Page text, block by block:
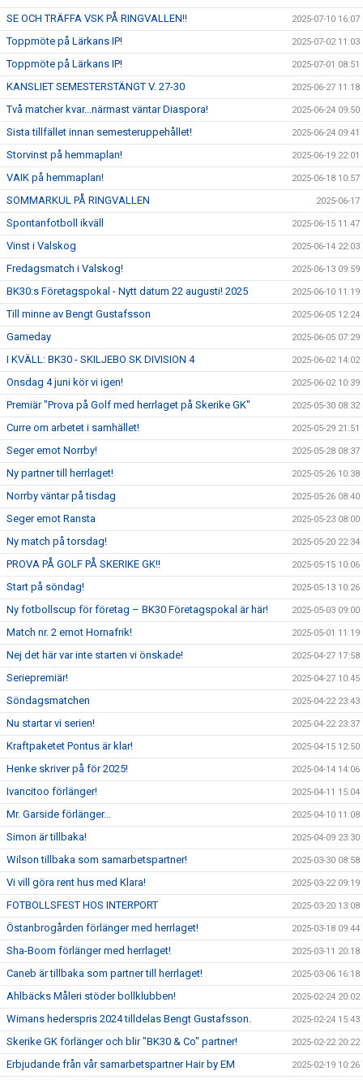
SE OCH TRÄFFA VSK PÅ RINGVALLEN!! 2025-07-10 16:07
Toppmöte på Lärkans IP! 2025-07-02 11:03
Toppmöte på Lärkans IP! 2025-07-01 08:51
KANSLIET SEMESTERSTÄNGT V. 27-30 2025-06-27 11:18
Två matcher kvar...närmast väntar Diaspora! 2025-06-24 09:50
Sista tillfället innan semesteruppehållet! 2025-06-24 09:41
Storvinst på hemmaplan! 2025-06-19 22:01
VAIK på hemmaplan! 2025-06-18 10:57
SOMMARKUL PÅ RINGVALLEN 2025-06-17
Spontanfotboll ikväll 2025-06-15 11:47
Vinst i Valskog 2025-06-14 22:03
Fredagsmatch i Valskog! 2025-06-13 09:59
BK30:s Företagspokal - Nytt datum 22 augusti! 2025 2025-06-10 11:19
Till minne av Bengt Gustafsson 2025-06-05 12:24
Gameday 2025-06-05 07:29
I KVÄLL: BK30 - SKILJEBO SK DIVISION 4 2025-06-02 14:02
Onsdag 4 juni kör vi igen! 2025-06-02 10:39
Premiär "Prova på Golf med herrlaget på Skerike GK" 2025-05-30 08:32
Curre om arbetet i samhället! 2025-05-29 21:51
Seger emot Norrby! 2025-05-28 08:37
Ny partner till herrlaget! 2025-05-26 10:38
Norrby väntar på tisdag 2025-05-26 08:40
Seger emot Ransta 2025-05-23 08:00
Ny match på torsdag! 2025-05-20 22:34
PROVA PÅ GOLF PÅ SKERIKE GK!! 2025-05-15 10:06
Start på söndag! 2025-05-13 10:26
Ny fotbollscup för företag – BK30 Företagspokal är här! 2025-05-03 09:00
Match nr. 2 emot Hornafrik! 2025-05-01 11:19
Nej det här var inte starten vi önskade! 2025-04-27 17:58
Seriepremiär! 2025-04-27 10:45
Söndagsmatchen 2025-04-22 23:43
Nu startar vi serien! 2025-04-22 23:37
Kraftpaketet Pontus är klar! 2025-04-15 12:50
Henke skriver på för 2025! 2025-04-14 14:06
Ivancitoo förlänger! 2025-04-11 15:04
Mr. Garside förlänger... 2025-04-10 11:08
Simon är tillbaka! 2025-04-09 23:30
Wilson tillbaka som samarbetspartner! 2025-03-30 08:58
Vi vill göra rent hus med Klara! 2025-03-22 09:19
FOTBOLLSFEST HOS INTERPORT 2025-03-20 13:08
Östanbrogården förlänger med herrlaget! 2025-03-18 09:44
Sha-Boom förlänger med herrlaget! 2025-03-11 20:18
Caneb är tillbaka som partner till herrlaget! 2025-03-06 16:18
Ahlbäcks Måleri stöder bollklubben! 2025-02-24 20:02
Wimans hederspris 2024 tilldelas Bengt Gustafsson. 2025-02-24 15:43
Skerike GK förlänger och blir "BK30 & Co" partner! 2025-02-22 20:22
Erbjudande från vår samarbetspartner Hair by EM 2025-02-19 10:26